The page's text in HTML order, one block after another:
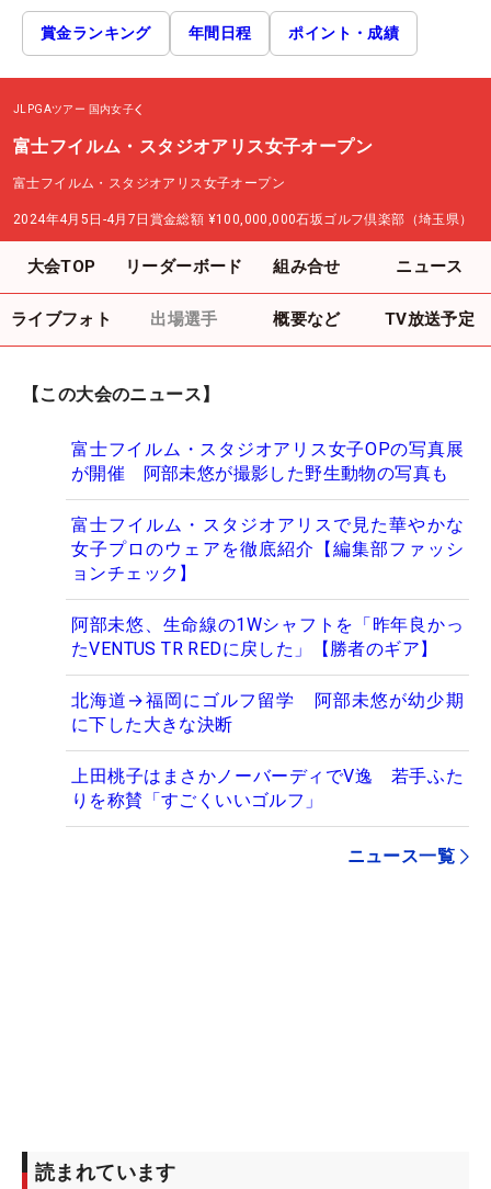
賞金ランキング 年間日程 ポイント・成績
JLPGAツアー 国内女子
富士フイルム・スタジオアリス女子オープン
富士フイルム・スタジオアリス女子オープン
2024年4月5日-4月7日 賞金総額 ¥100,000,000石坂ゴルフ倶楽部（埼玉県）
大会TOP リーダーボード 組み合せ ニュース
ライブフォト 出場選手 概要など TV放送予定
【この大会のニュース】
富士フイルム・スタジオアリス女子OPの写真展
が開催 阿部未悠が撮影した野生動物の写真も
富士フイルム・スタジオアリスで見た華やかな
女子プロのウェアを徹底紹介【編集部ファッシ
ョンチェック】
阿部未悠、生命線の1Wシャフトを「昨年良かっ
たVENTUS TR REDに戻した」【勝者のギア】
北海道→福岡にゴルフ留学 阿部未悠が幼少期
に下した大きな決断
上田桃子はまさかノーバーディでV逸 若手ふた
りを称賛「すごくいいゴルフ」
ニュース一覧
読まれています